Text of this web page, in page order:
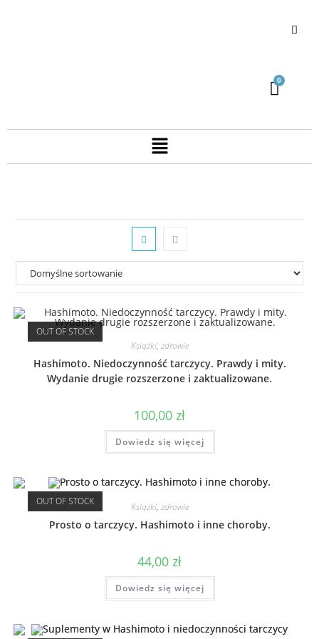
OUT OF STOCK
Książki, zdrowie
Hashimoto. Niedoczynność tarczycy. Prawdy i mity.
Wydanie drugie rozszerzone i zaktualizowane.
100,00 zł
Dowiedz się więcej
OUT OF STOCK Książki, zdrowie
Prosto o tarczycy. Hashimoto i inne choroby.
44,00 zł
Dowiedz się więcej